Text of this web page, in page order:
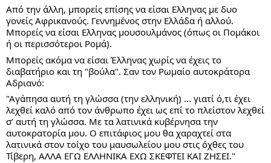
Από την άλλη, μπορείς επίσης να είσαι Ελληνας με δυο
γονείς Αφρικανούς. Γεννημένος στην Ελλάδα ή αλλού.
Μπορείς να είσαι Ελληνας μουσουλμάνος (όπως οι Πομάκοι
ή οι περισσότεροι Ρομά).
Μπορείς ακόμα να είσαι Έλληνας χωρίς να έχεις το
διαβατήριο και τη "βούλα". Σαν τον Ρωμαίο αυτοκράτορα
Αδριανό:
"Αγάπησα αυτή τη γλώσσα (την ελληνική) ... γιατί ό,τι έχει
λεχθεί καλό από τον άνθρωπο έχει ως επί το πλείστον λεχθεί
σ’ αυτή τη γλώσσα. Με τα λατινικά κυβέρνησα την
αυτοκρατορία μου. Ο επιτάφιος μου θα χαραχτεί στα
λατινικά στον τοίχο του μαυσωλείου μου στις όχθες του
Τίβερη, ΑΛΛΑ ΕΓΩ ΕΛΛΗΝΙΚΑ ΕΧΩ ΣΚΕΦΤΕΙ ΚΑΙ ΖΗΣΕΙ."